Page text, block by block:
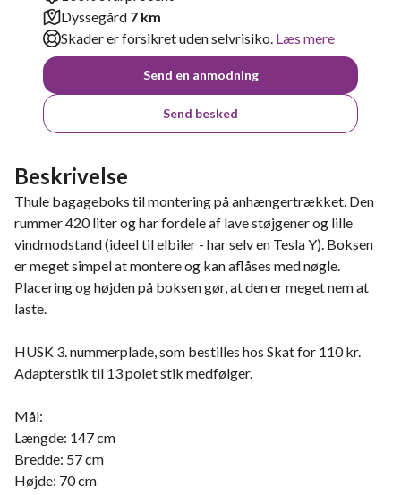
Dyssegård 7 km
Skader er forsikret uden selvrisiko. Læs mere
Send en anmodning
Send besked
Beskrivelse
Thule bagageboks til montering på anhængertrækket. Den
rummer 420 liter og har fordele af lave støjgener og lille
vindmodstand (ideel til elbiler - har selv en Tesla Y). Boksen
er meget simpel at montere og kan aflåses med nøgle.
Placering og højden på boksen gør, at den er meget nem at
laste.
HUSK 3. nummerplade, som bestilles hos Skat for 110 kr.
Adapterstik til 13 polet stik medfølger.
Mål:
Længde: 147 cm
Bredde: 57 cm
Højde: 70 cm